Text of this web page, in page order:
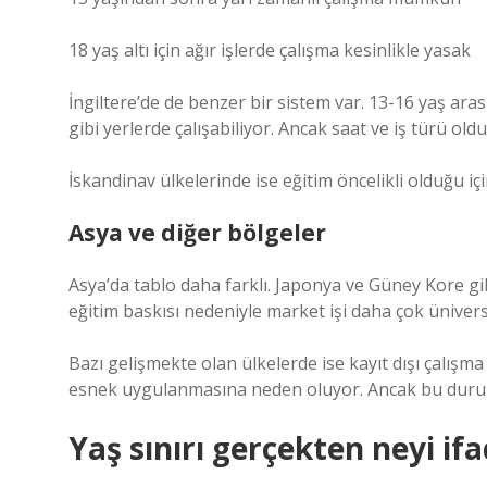
18 yaş altı için ağır işlerde çalışma kesinlikle yasak
İngiltere’de de benzer bir sistem var. 13-16 yaş
gibi yerlerde çalışabiliyor. Ancak saat ve iş türü
İskandinav ülkelerinde ise eğitim öncelikli olduğu
Asya ve diğer bölgeler
Asya’da tablo daha farklı. Japonya ve Güney Kore
eğitim baskısı nedeniyle market işi daha çok
Bazı gelişmekte olan ülkelerde ise kayıt dışı
esnek uygulanmasına neden oluyor. Ancak bu
Yaş sınırı gerçekten neyi